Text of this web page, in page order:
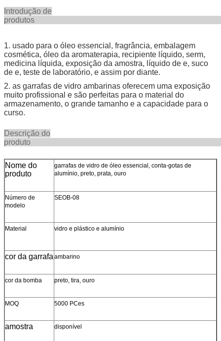
Introdução de
1. usado para o óleo essencial, fragrância, embalagem
cosmética, óleo da aromaterapia, recipiente líquido, serm,
medicina líquida, exposição da amostra, líquido de e, suco
de e, teste de laboratório, e assim por diante.
2. as garrafas de vidro ambarinas oferecem uma exposição
muito profissional e são perfeitas para o material do
armazenamento, o grande tamanho e a capacidade para o
curso.
Descrição do
Nome do
produto
garrafas de vidro de óleo essencial, conta-gotas de
alumínio, preto, prata, ouro
Número de
modelo
SEOB-08
Material vidro e plástico e alumínio
cor da garrafa ambarino
cor da bomba preto, tira, ouro
MOQ 5000 PCes
amostra disponível